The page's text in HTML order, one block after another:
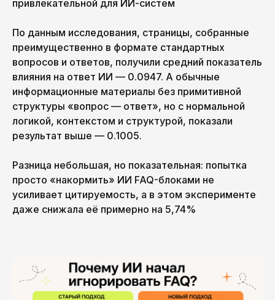
привлекательной для ИИ-систем
По данным исследования, страницы, собранные
преимущественно в формате стандартных
вопросов и ответов, получили средний показатель
влияния на ответ ИИ — 0.0947. А обычные
информационные материалы без примитивной
структуры «вопрос — ответ», но с нормальной
логикой, контекстом и структурой, показали
результат выше — 0.1005.
Разница небольшая, но показательная: попытка
просто «накормить» ИИ FAQ-блоками не
усиливает цитируемость, а в этом эксперименте
даже снижала её примерно на 5,74%